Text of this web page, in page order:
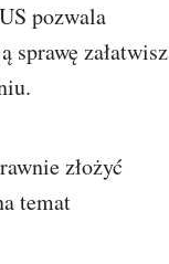
pozwala
sprawę załatwisz
złożyć
temat